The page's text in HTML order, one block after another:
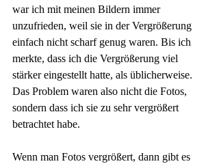
war ich mit meinen Bildern immer
unzufrieden, weil sie in der Vergrößerung
einfach nicht scharf genug waren. Bis ich
merkte, dass ich die Vergrößerung viel
stärker eingestellt hatte, als üblicherweise.
Das Problem waren also nicht die Fotos,
sondern dass ich sie zu sehr vergrößert
betrachtet habe.
Wenn man Fotos vergrößert, dann gibt es